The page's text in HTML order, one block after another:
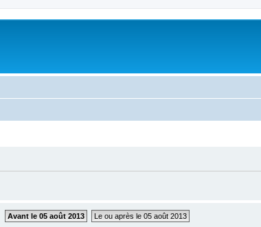
Avant le 05 août 2013 Le ou après le 05 août 2013